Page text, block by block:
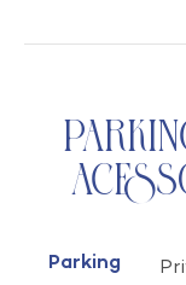
Parking